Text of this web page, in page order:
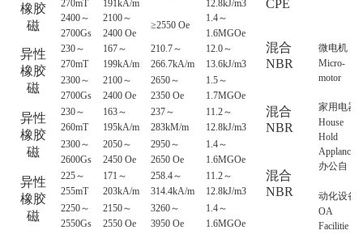
橡胶
磁
270mT
191kA/m
12.8kJ/m3
CPE
2400～
2700Gs
2100～
2400 Oe
≥2550 Oe
1.4～
1.6MGOe
异性
橡胶
磁
230～
270mT
167～
199kA/m
210.7～
266.7kA/m
12.0～
13.6kJ/m3
混合
NBR
微电机
Micro-
motor
家用电器
House
Hold
Applance
办公自
动化设备
OA
Facilitie
2300～
2700Gs
2100～
2400 Oe
2650～
2350 Oe
1.5～
1.7MGOe
异性
橡胶
磁
230～
260mT
163～
195kA/m
237～
283kM/m
11.2～
12.8kJ/m3
混合
NBR
2300～
2600Gs
2050～
2450 Oe
2950～
2650 Oe
1.4～
1.6MGOe
异性
橡胶
磁
225～
255mT
171 ～
203kA/m
258.4～
314.4kA/m
11.2～
12.8kJ/m3
混合
NBR
2250～
2550Gs
2150～
2550 Oe
3260～
3950 Oe
1.4～
1.6MGOe